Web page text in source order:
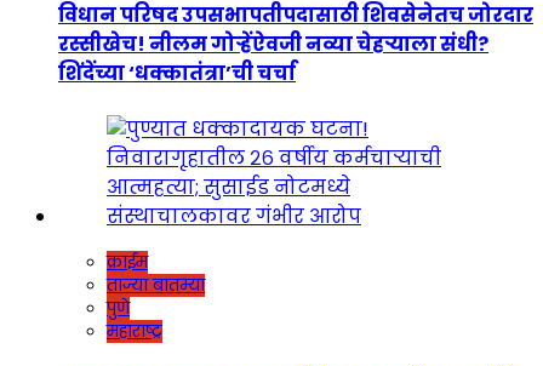
विधान परिषद उपसभापतीपदासाठी शिवसेनेतच जोरदार
रस्सीखेच! नीलम गोऱ्हेंऐवजी नव्या चेहऱ्याला संधी?
शिंदेंच्या ‘धक्कातंत्रा’ची चर्चा
क्राईम
ताज्या बातम्या
पुणे
महाराष्ट्र